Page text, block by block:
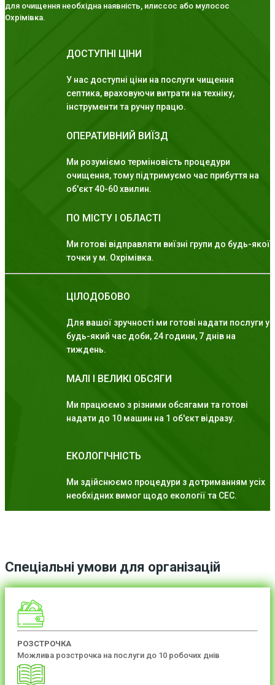
для очищення необхідна наявність, илиссос або мулосос
Охрімівка.
ДОСТУПНІ ЦІНИ
У нас доступні ціни на послуги чищення
септика, враховуючи витрати на техніку,
інструменти та ручну працю.
ОПЕРАТИВНИЙ ВИЇЗД
Ми розуміємо терміновість процедури
очищення, тому підтримуємо час прибуття на
об'єкт 40-60 хвилин.
ПО МІСТУ І ОБЛАСТІ
Ми готові відправляти виїзні групи до будь-якої
точки у м. Охрімівка.
ЦІЛОДОБОВО
Для вашої зручності ми готові надати послуги у
будь-який час доби, 24 години, 7 днів на
тиждень.
МАЛІ І ВЕЛИКІ ОБСЯГИ
Ми працюємо з різними обсягами та готові
надати до 10 машин на 1 об'єкт відразу.
ЕКОЛОГІЧНІСТЬ
Ми здійснюємо процедури з дотриманням усіх
необхідних вимог щодо екології та СЕС.
Спеціальні умови для організацій
РОЗСТРОЧКА
Можлива розстрочка на послуги до 10 робочих днів